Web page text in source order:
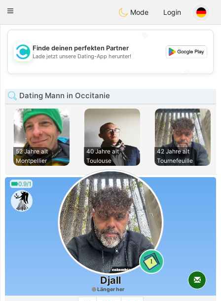
olombiaCitas
Toggle
Mode Login
💖
💕
Finde deinen perfekten Partner
Lade jetzt unsere Dating-App herunter!
Dating Mann in Occitanie
52 Jahre alt
Montpellier
40 Jahre alt
Toulouse
42 Jahre alt
Tournefeuille
0.9/1
1
Djall
Länger her